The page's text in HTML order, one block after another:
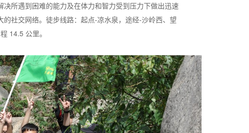
所遇到困难的能力及在体力和智力受到压力下做出迅速
社交网络。徒步线路：起点-凉水泉，途经-沙岭西、望
14.5 公里。